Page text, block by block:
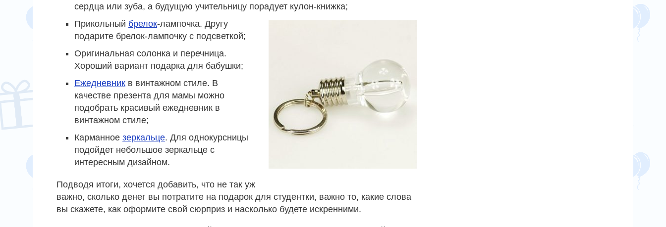
сердца или зуба, а будущую учительницу порадует кулон-книжка;
Прикольный брелок-лампочка. Другу
подарите брелок-лампочку с подсветкой;
Оригинальная солонка и перечница.
Хороший вариант подарка для бабушки;
Ежедневник в винтажном стиле. В
качестве презента для мамы можно
подобрать красивый ежедневник в
винтажном стиле;
Карманное зеркальце. Для однокурсницы
подойдет небольшое зеркальце с
интересным дизайном.
Подводя итоги, хочется добавить, что не так уж
важно, сколько денег вы потратите на подарок для студентки, важно то, какие слова
вы скажете, как оформите свой сюрприз и насколько будете искренними.